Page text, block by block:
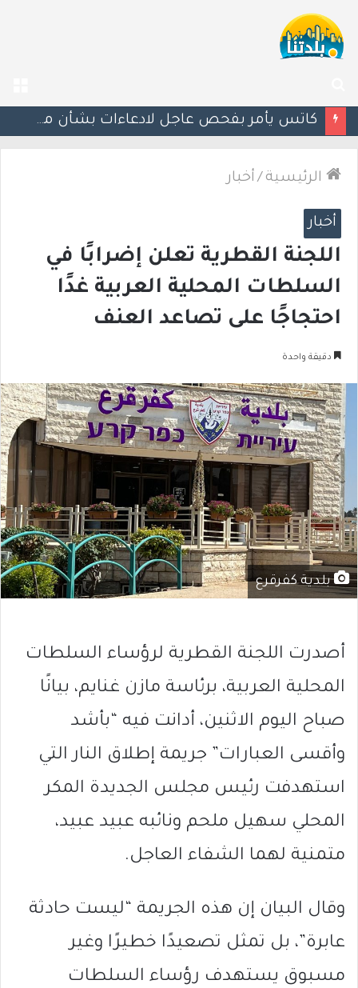
عن
إستعدوا : موجة حر جديدة تضرب البلاد
الرئيسية / أخبار
أخبار
اللجنة القطرية تعلن إضرابًا في
السلطات المحلية العربية غدًا
احتجاجًا على تصاعد العنف
دقيقة واحدة
بلدية كفرقرع
أصدرت اللجنة القطرية لرؤساء السلطات
المحلية العربية، برئاسة مازن غنايم، بيانًا
صباح اليوم الاثنين، أدانت فيه “بأشد
وأقسى العبارات” جريمة إطلاق النار التي
استهدفت رئيس مجلس الجديدة المكر
المحلي سهيل ملحم ونائبه عبيد عبيد،
متمنية لهما الشفاء العاجل.
وقال البيان إن هذه الجريمة “ليست حادثة
عابرة”، بل تمثل تصعيدًا خطيرًا وغير
مسبوق يستهدف رؤساء السلطات